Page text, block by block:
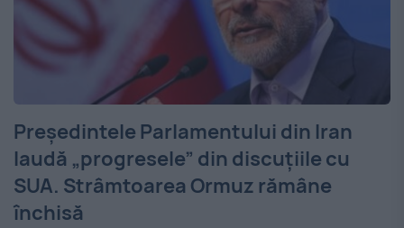
Președintele Parlamentului din Iran
laudă „progresele” din discuțiile cu
SUA. Strâmtoarea Ormuz rămâne
închisă